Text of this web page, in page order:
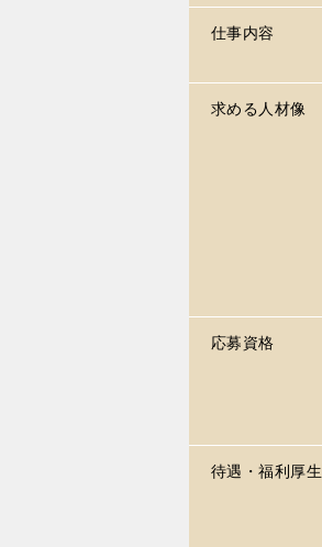
仕事内容
求める 人材像
応募資格
待遇・福利厚生